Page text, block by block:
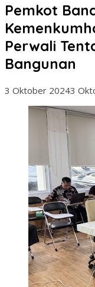
Pemkot
Perwali
Bangunan
3 Oktober 20243